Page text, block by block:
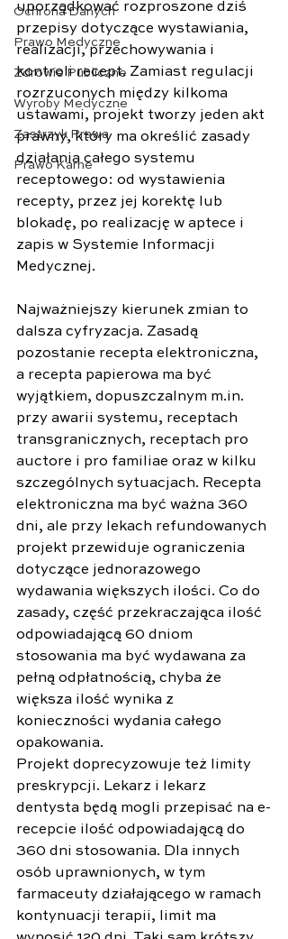
Ochrona Danych
Prawo Medyczne
Zdrowie Publiczne
Wyroby Medyczne
Zastrzyk Prawa
Prawo Karne
uporządkować rozproszone dziś
przepisy dotyczące wystawiania,
realizacji, przechowywania i
kontroli recept. Zamiast regulacji
rozrzuconych między kilkoma
ustawami, projekt tworzy jeden akt
prawny, który ma określić zasady
działania całego systemu
receptowego: od wystawienia
recepty, przez jej korektę lub
blokadę, po realizację w aptece i
zapis w Systemie Informacji
Medycznej.
Najważniejszy kierunek zmian to
dalsza cyfryzacja. Zasadą
pozostanie recepta elektroniczna,
a recepta papierowa ma być
wyjątkiem, dopuszczalnym m.in.
przy awarii systemu, receptach
transgranicznych, receptach pro
auctore i pro familiae oraz w kilku
szczególnych sytuacjach. Recepta
elektroniczna ma być ważna 360
dni, ale przy lekach refundowanych
projekt przewiduje ograniczenia
dotyczące jednorazowego
wydawania większych ilości. Co do
zasady, część przekraczająca ilość
odpowiadającą 60 dniom
stosowania ma być wydawana za
pełną odpłatnością, chyba że
większa ilość wynika z
konieczności wydania całego
opakowania.
Projekt doprecyzowuje też limity
preskrypcji. Lekarz i lekarz
dentysta będą mogli przepisać na e-
recepcie ilość odpowiadającą do
360 dni stosowania. Dla innych
osób uprawnionych, w tym
farmaceuty działającego w ramach
kontynuacji terapii, limit ma